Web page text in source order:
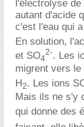
l'électrolyse
autant d'acide
c'est l'eau qui
En solution,
et SO4
2-. Les
migrent vers
H2. Les ions
Mais ils ne s'y
qui donne des